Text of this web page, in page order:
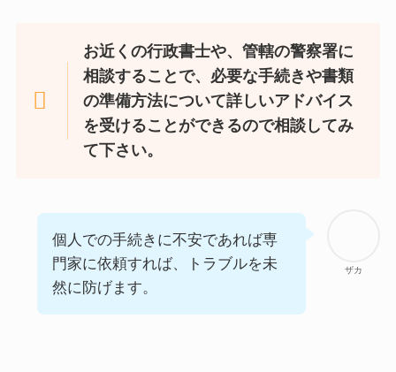
お近くの行政書士や、管轄の警察署に
相談することで、必要な手続きや書類
の準備方法について詳しいアドバイス
を受けることができるので相談してみ
て下さい。
ザカ
個人での手続きに不安であれば専
門家に依頼すれば、トラブルを未
然に防げます。